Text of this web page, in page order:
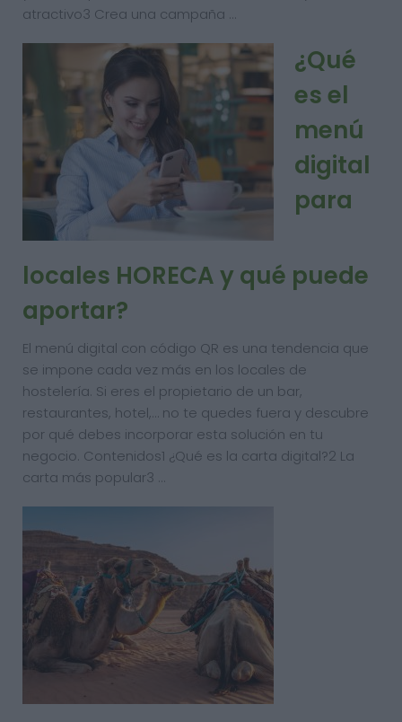
atractivo3 Crea una campaña …
¿Qué
es el
menú
digital
para
locales HORECA y qué puede
aportar?
El menú digital con código QR es una tendencia que
se impone cada vez más en los locales de
hostelería. Si eres el propietario de un bar,
restaurantes, hotel,… no te quedes fuera y descubre
por qué debes incorporar esta solución en tu
negocio. Contenidos1 ¿Qué es la carta digital?2 La
carta más popular3 …